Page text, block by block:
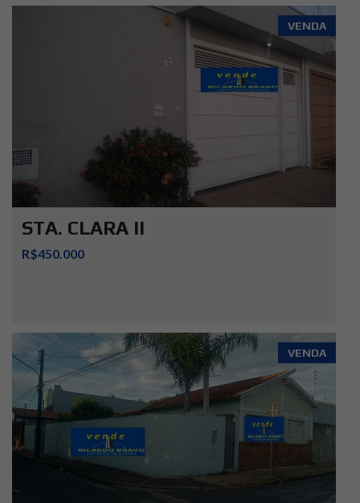
VENDA
STA. CLARA II
R$450.000
VENDA